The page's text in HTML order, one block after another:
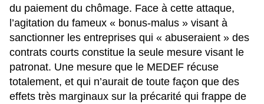
du paiement du chômage. Face à cette attaque,
l’agitation du fameux « bonus-malus » visant à
sanctionner les entreprises qui « abuseraient » des
contrats courts constitue la seule mesure visant le
patronat. Une mesure que le MEDEF récuse
totalement, et qui n’aurait de toute façon que des
effets très marginaux sur la précarité qui frappe de